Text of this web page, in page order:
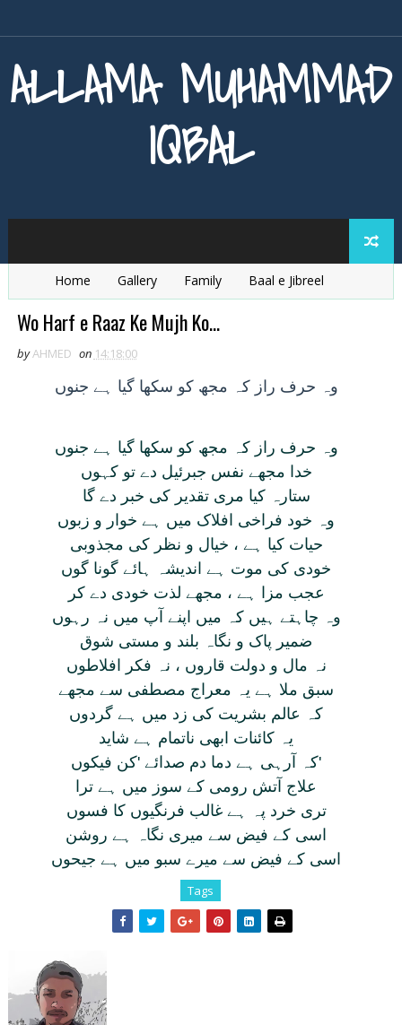
ALLAMA MUHAMMAD
IQBAL
Home Gallery Family
Baal e Jibreel
Zarb e Kaleem
Armaghan e Hijaz
Wo Harf e Raaz Ke Mujh Ko...
byAHMED on 14:18:00
وہ حرف راز کہ مجھ کو سکھا گيا ہے جنوں
وہ حرف راز کہ مجھ کو سکھا گيا ہے جنوں
خدا مجھے نفس جبرئيل دے تو کہوں
ستارہ کيا مری تقدير کی خبر دے گا
وہ خود فراخی افلاک ميں ہے خوار و زبوں
حيات کيا ہے ، خيال و نظر کی مجذوبی
خودی کی موت ہے انديشہ ہائے گونا گوں
عجب مزا ہے ، مجھے لذت خودی دے کر
وہ چاہتے ہيں کہ ميں اپنے آپ ميں نہ رہوں
ضمير پاک و نگاہ بلند و مستی شوق
نہ مال و دولت قاروں ، نہ فکر افلاطوں
سبق ملا ہے يہ معراج مصطفی سے مجھے
کہ عالم بشريت کی زد ميں ہے گردوں
يہ کائنات ابھی ناتمام ہے شايد
کہ آرہی ہے دما دم صدائے 'کن فيکوں'
علاج آتش رومی کے سوز ميں ہے ترا
تری خرد پہ ہے غالب فرنگيوں کا فسوں
اسی کے فيض سے ميری نگاہ ہے روشن
اسی کے فيض سے ميرے سبو ميں ہے جيحوں
Tags